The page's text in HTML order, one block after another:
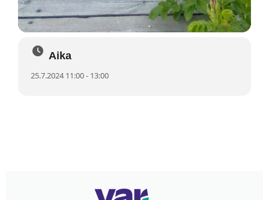
Aika
25.7.2024 11:00 - 13:00